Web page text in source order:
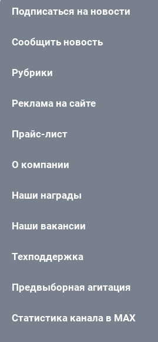
Подписаться на новости
Сообщить новость
Рубрики
Реклама на сайте
Прайс-лист
О компании
Наши награды
Наши вакансии
Техподдержка
Предвыборная агитация
Статистика канала в MAX